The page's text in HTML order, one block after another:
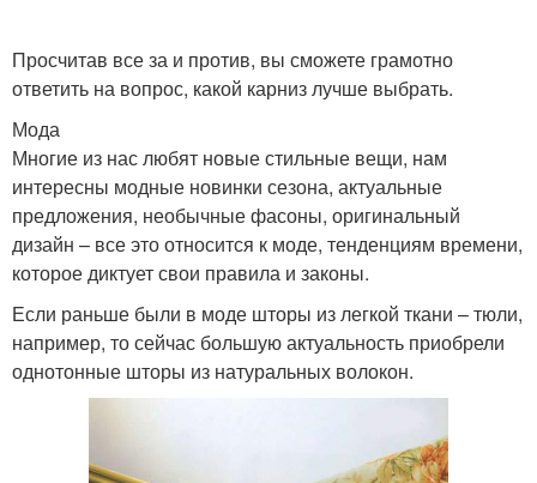
Просчитав все за и против, вы сможете грамотно
ответить на вопрос, какой карниз лучше выбрать.
Мода
Многие из нас любят новые стильные вещи, нам
интересны модные новинки сезона, актуальные
предложения, необычные фасоны, оригинальный
дизайн – все это относится к моде, тенденциям времени,
которое диктует свои правила и законы.
Если раньше были в моде шторы из легкой ткани – тюли,
например, то сейчас большую актуальность приобрели
однотонные шторы из натуральных волокон.